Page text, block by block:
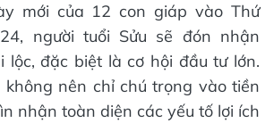
mới của 12 con giáp vào Thứ
người tuổi Sửu sẽ đón nhận
lộc, đặc biệt là cơ hội đầu tư lớn.
không nên chỉ chú trọng vào tiền
nhận toàn diện các yếu tố lợi ích